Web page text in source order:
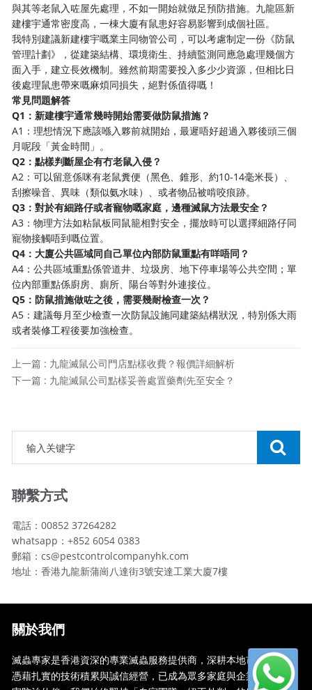
與其等老鼠入咗屋先處理，不如一開始就做足預防措施。九龍區新
建樓宇通常密度高，一棟大廈有鼠患好容易影響到成個社區。
我特別建議新建樓宇嘅業主同物管公司，可以考慮制定一份《防鼠
管理計劃》，從建築結構、環境衛生、持續監測同應急處理幾個方
面入手，建立長效機制。雖然前期需要投入多少少資源，但相比日
後處理鼠患帶來嘅麻煩同損失，絕對係值得嘅！
常見問題解答
Q1：新建樓宇通常幾時開始需要做防鼠措施？
A1：理想情況下應該喺入夥前就開始，最遲唔好超過入夥後頭三個
月呢段「黃金時間」。
Q2：點樣判斷屋企有冇老鼠入侵？
A2：可以留意係咪有老鼠糞便（黑色、錐形、約10-14毫米長）、
刮擦噪音、異味（類似氨水味）、或者物品被啃咬痕跡。
Q3：對於有細路仔或者寵物嘅家庭，邊種滅鼠方法最安全？
A3：物理方法如粘鼠板同鼠籠相對安全，擺放時可以選擇細路仔同
寵物接觸唔到嘅位置。
Q4：大廈公共區域同自己單位內部防鼠重點有咩唔同？
A4：公共區域重點係管道井、垃圾房、地下停車場等公共空間；單
位內部重點係廚房、廁所、陽台等對外連接位。
Q5：防鼠措施做咗之後，需要幾耐檢查一次？
A5：建議每月至少檢查一次防鼠設施同建築結構狀況，特別係大雨
或者裝修工程後要加強檢查。
上一篇 : 九龍滅鼠公司門店點樣收費？報價詳細解析
下一篇 : 九龍滅鼠公司點樣妥善處置藥劑先至安全？
聯繫方式
電話：00852 37264282
whatsapp：+852 6054 0383
郵箱：cs@pestcontrolcompanyhk.com
地址：香港九龍新蒲崗八達街3號安達工業大廈7樓
關於我們
滅蟲專家是香港資深的專業滅蟲服務提供商，深耕本地市場多年，
憑藉扎實的技術積累與誠信經營，已成為眾多家庭與企業信賴的蟲